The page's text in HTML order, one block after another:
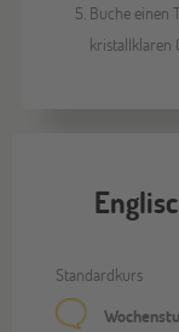
Buche einen
kristallklaren
Standardkurs